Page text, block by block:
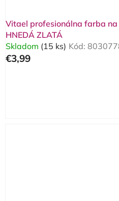
Vitael profesionálna farba
HNEDÁ ZLATÁ
Skladom (15 ks) Kód:
€3,99